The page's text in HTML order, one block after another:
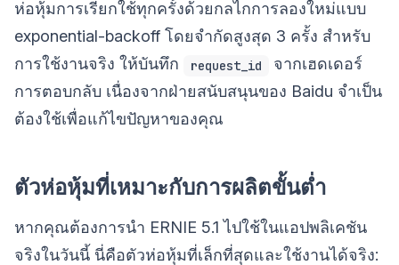
ห่อหุ้มการเรียกใช้ทุกครั้งด้วยกลไกการลองใหม่แบบ
exponential-backoff โดยจำกัดสูงสุด 3 ครั้ง สำหรับ
การใช้งานจริง ให้บันทึก
request_id
จากเฮดเดอร์
การตอบกลับ เนื่องจากฝ่ายสนับสนุนของ Baidu จำเป็น
ต้องใช้เพื่อแก้ไขปัญหาของคุณ
ตัวห่อหุ้มที่เหมาะกับการผลิตขั้นต่ำ
หากคุณต้องการนำ ERNIE 5.1 ไปใช้ในแอปพลิเคชัน
จริงในวันนี้ นี่คือตัวห่อหุ้มที่เล็กที่สุดและใช้งานได้จริง: